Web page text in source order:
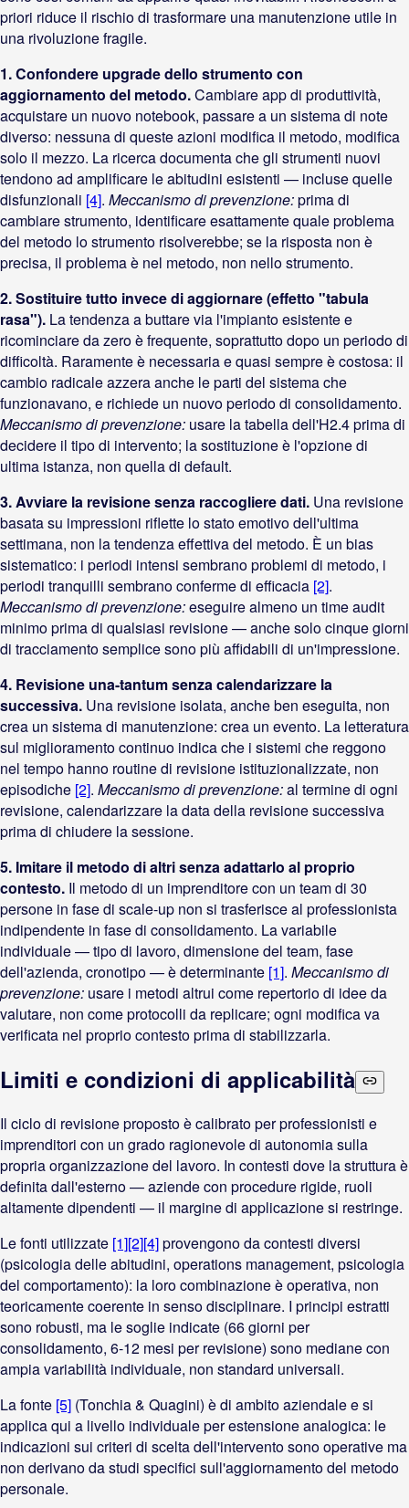
priori riduce il rischio di trasformare una manutenzione utile in
una rivoluzione fragile.
1. Confondere upgrade dello strumento con
aggiornamento del metodo.Cambiare app di produttività,
acquistare un nuovo notebook, passare a un sistema di note
diverso: nessuna di queste azioni modifica il metodo, modifica
solo il mezzo. La ricerca documenta che gli strumenti nuovi
tendono ad amplificare le abitudini esistenti — incluse quelle
disfunzionali [4]. Meccanismo di prevenzione:prima di
cambiare strumento, identificare esattamente quale problema
del metodo lo strumento risolverebbe; se la risposta non è
precisa, il problema è nel metodo, non nello strumento.
2. Sostituire tutto invece di aggiornare (effetto "tabula
rasa"). La tendenza a buttare via l'impianto esistente e
ricominciare da zero è frequente, soprattutto dopo un periodo di
difficoltà. Raramente è necessaria e quasi sempre è costosa: il
cambio radicale azzera anche le parti del sistema che
funzionavano, e richiede un nuovo periodo di consolidamento.
Meccanismo di prevenzione: usare la tabella dell'H2.4 prima di
decidere il tipo di intervento; la sostituzione è l'opzione di
ultima istanza, non quella di default.
3. Avviare la revisione senza raccogliere dati. Una revisione
basata su impressioni riflette lo stato emotivo dell'ultima
settimana, non la tendenza effettiva del metodo. È un bias
sistematico: i periodi intensi sembrano problemi di metodo, i
periodi tranquilli sembrano conferme di efficacia [2].
Meccanismo di prevenzione:eseguire almeno un time audit
minimo prima di qualsiasi revisione — anche solo cinque giorni
di tracciamento semplice sono più affidabili di un'impressione.
4. Revisione una-tantum senza calendarizzare la
successiva. Una revisione isolata, anche ben eseguita, non
crea un sistema di manutenzione: crea un evento. La letteratura
sul miglioramento continuo indica che i sistemi che reggono
nel tempo hanno routine di revisione istituzionalizzate, non
episodiche [2]. Meccanismo di prevenzione:al termine di ogni
revisione, calendarizzare la data della revisione successiva
prima di chiudere la sessione.
5. Imitare il metodo di altri senza adattarlo al proprio
contesto. Il metodo di un imprenditore con un team di 30
persone in fase di scale-up non si trasferisce al professionista
indipendente in fase di consolidamento. La variabile
individuale — tipo di lavoro, dimensione del team, fase
dell'azienda, cronotipo — è determinante [1]. Meccanismo di
prevenzione: usare i metodi altrui come repertorio di idee da
valutare, non come protocolli da replicare; ogni modifica va
verificata nel proprio contesto prima di stabilizzarla.
Limiti e condizioni di applicabilità
Il ciclo di revisione proposto è calibrato per professionisti e
imprenditori con un grado ragionevole di autonomia sulla
propria organizzazione del lavoro. In contesti dove la struttura è
definita dall'esterno — aziende con procedure rigide, ruoli
altamente dipendenti — il margine di applicazione si restringe.
Le fonti utilizzate [1][2][4]provengono da contesti diversi
(psicologia delle abitudini, operations management, psicologia
del comportamento): la loro combinazione è operativa, non
teoricamente coerente in senso disciplinare. I principi estratti
sono robusti, ma le soglie indicate (66 giorni per
consolidamento, 6-12 mesi per revisione) sono mediane con
ampia variabilità individuale, non standard universali.
La fonte [5] (Tonchia & Quagini) è di ambito aziendale e si
applica qui a livello individuale per estensione analogica: le
indicazioni sui criteri di scelta dell'intervento sono operative ma
non derivano da studi specifici sull'aggiornamento del metodo
personale.